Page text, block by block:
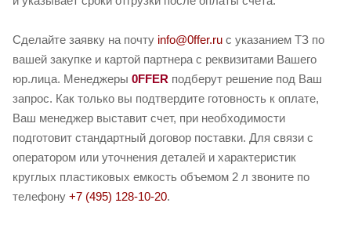
Сделайте заявку на почту info@0ffer.ru с указанием ТЗ по
вашей закупке и картой партнера с реквизитами Вашего
юр.лица. Менеджеры 0FFER подберут решение под Ваш
запрос. Как только вы подтвердите готовность к оплате,
Ваш менеджер выставит счет, при необходимости
подготовит стандартный договор поставки. Для связи с
оператором или уточнения деталей и характеристик
круглых пластиковых емкость объемом 2 л звоните по
телефону +7 (495) 128-10-20.